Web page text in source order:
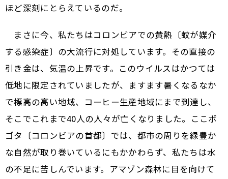
ほど深刻にとらえているのだ。
まさに今、私たちはコロンビアでの黄熱〔蚊が媒介
する感染症〕の大流行に対処しています。その直接の
引き金は、気温の上昇です。このウイルスはかつては
低地に限定されていましたが、ますます暑くなるなか
で標高の高い地域、コーヒー生産地域にまで到達し、
そこでこれまで40人の人々が亡くなりました。ここボ
ゴタ〔コロンビアの首都〕では、都市の周りを緑豊か
な自然が取り巻いているにもかかわらず、私たちは水
の不足に苦しんでいます。アマゾン森林に目を向けて